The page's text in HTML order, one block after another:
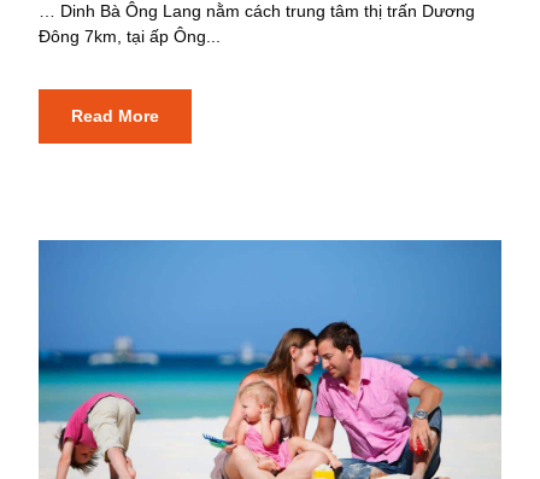
… Dinh Bà Ông Lang nằm cách trung tâm thị trấn Dương
Đông 7km, tại ấp Ông...
Read More